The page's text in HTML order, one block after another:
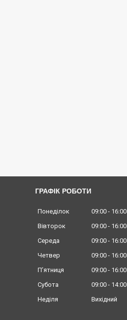
ГРАФІК РОБОТИ
Понеділок 09:00
16:00
Вівторок
09:00
16:00
Середа
09:00
16:00
Четвер
09:00
16:00
Пʼятниця
09:00
16:00
Субота
09:00
14:00
Неділя
Вихідний